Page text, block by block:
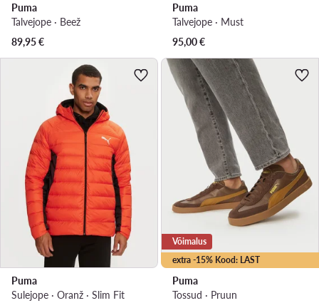
Puma
Talvejope · Beež
89,95€
Puma
Talvejope · Must
95,00€
Puma
Sulejope · Oranž · Slim Fit
extra -15% Kood: LAST
Võimalus
Puma
Tossud · Pruun